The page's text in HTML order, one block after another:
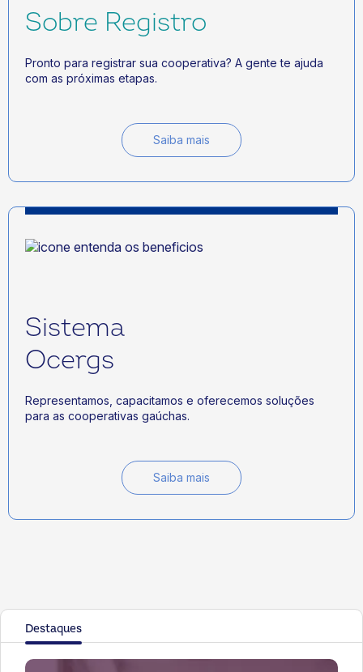
Sobre Registro
Pronto para registrar sua cooperativa? A gente te ajuda
com as próximas etapas.
Saiba mais
Sistema
Ocergs
Representamos, capacitamos e oferecemos soluções
para as cooperativas gaúchas.
Saiba mais
Destaques